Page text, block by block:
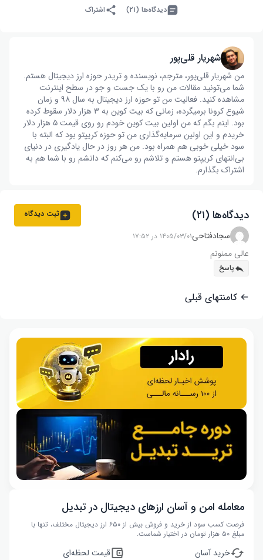
دیدگاه‌ها (۲۱) اشتراک
شهریار قلی‌پور
من شهریار قلی‌پور، مترجم، نویسنده و تریدر حوزه ارز دیجیتال هستم.
شما می‌تونید مقالات من رو با یک جست و جو در سطح اینترنت
مشاهده کنید. فعالیت من تو حوزه ارز دیجیتال به سال ۹۸ و زمان
شیوع کرونا برمیگرده، زمانی که بیت کوین به ۳ هزار دلار سقوط کرده
بود. اینم بگم که من اولین بیت کوین خودم رو روی قیمت ۵ هزار دلار
خریدم و این اولین سرمایه‌گذاری من تو حوزه کریپتو بود که البته با
سود خیلی خوبی هم همراه بود. من هر روز در حال یادگیری در دنیای
بی‌انتهای کریپتو هستم و تلاشم رو می‌کنم که دانشم رو با شما هم به
اشتراک بگذارم.
دیدگاه‌ها (۲۱) ثبت دیدگاه
سجادفتاحی۱۴۰۵/۰۳/۰۱ در ۱۷:۵۲
عالی ممنونم
پاسخ
← کامنتهای قبلی
معامله امن و آسان ارزهای دیجیتال در تبدیل
فرصت کسب سود از خرید و فروش بیش از ۶۵۰ ارز دیجیتال مختلف، تنها با
مبلغ ۵۰ هزار تومان در اختیار شماست.
خرید آسان
قیمت لحظه‌ای